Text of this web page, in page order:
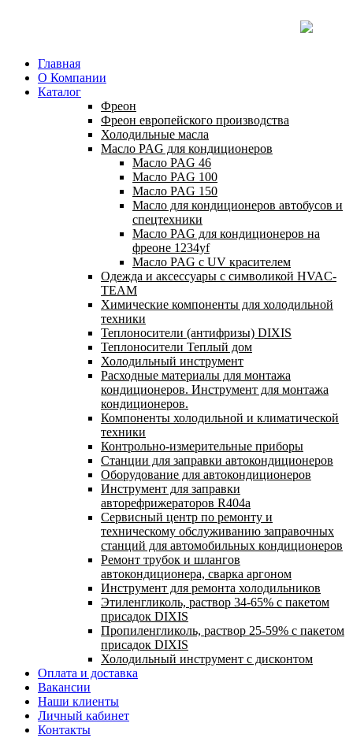
Главная
О Компании
Каталог
Фреон
Фреон европейского производства
Холодильные масла
Масло PAG для кондиционеров
Масло PAG 46
Масло PAG 100
Масло PAG 150
Масло для кондиционеров автобусов и
спецтехники
Масло PAG для кондиционеров на
фреоне 1234yf
Масло PAG с UV красителем
Одежда и аксессуары с символикой HVAC-
TEAM
Химические компоненты для холодильной
техники
Теплоносители (антифризы) DIXIS
Теплоносители Теплый дом
Холодильный инструмент
Расходные материалы для монтажа
кондиционеров. Инструмент для монтажа
кондиционеров.
Компоненты холодильной и климатической
техники
Контрольно-измерительные приборы
Станции для заправки автокондиционеров
Оборудование для автокондиционеров
Инструмент для заправки
авторефрижераторов R404a
Сервисный центр по ремонту и
техническому обслуживанию заправочных
станций для автомобильных кондиционеров
Ремонт трубок и шлангов
автокондиционера, сварка аргоном
Инструмент для ремонта холодильников
Этиленгликоль, раствор 34-65% с пакетом
присадок DIXIS
Пропиленгликоль, раствор 25-59% с пакетом
присадок DIXIS
Холодильный инструмент с дисконтом
Оплата и доставка
Вакансии
Наши клиенты
Личный кабинет
Контакты